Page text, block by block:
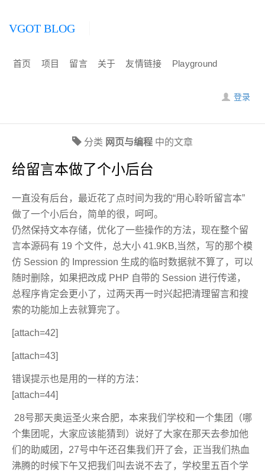
VGOT BLOG
首页 项目 留言 关于 友情链接 Playground
登录
分类 网页与编程 中的文章
给留言本做了个小后台
一直没有后台，最近花了点时间为我的“用心聆听留言本”
做了一个小后台，简单的很，呵呵。
仍然保持文本存储，优化了一些操作的方法，现在整个留
言本源码有 19 个文件，总大小 41.9KB,当然，写的那个模
仿 Session 的 Impression 生成的临时数据就不算了，可以
随时删除，如果把改成 PHP 自带的 Session 进行传递，
总程序肯定会更小了，过两天再一时兴起把清理留言和搜
索的功能加上去就算完了。
[attach=42]
[attach=43]
错误提示也是用的一样的方法：
[attach=44]
28号那天奥运圣火来合肥，本来我们学校和一个集团（哪
个集团呢，大家应该能猜到）说好了大家在那天去参加他
们的助威团，27号中午还召集我们开了会，正当我们热血
沸腾的时候下午又把我们叫去说不去了，学校里五百个学